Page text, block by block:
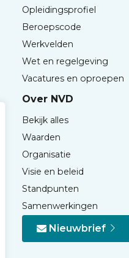
Opleidingsprofiel
Beroepscode
Werkvelden
Wet en regelgeving
Vacatures en oproepen
Over NVD
Bekijk alles
Waarden
Organisatie
Visie en beleid
Standpunten
Samenwerkingen
Nieuwbrief